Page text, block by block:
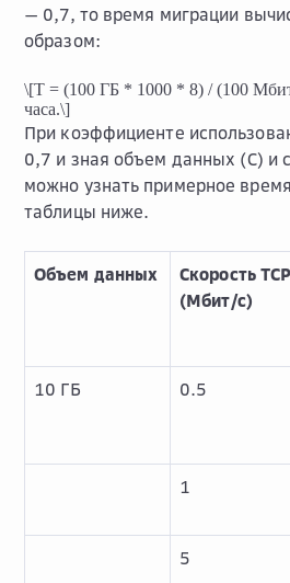
— 0,7, то время миграции
образом:
\[T = (100 ГБ * 1000 * 8) / (100
часа.\]
При коэффициенте
0,7 и зная объем данных (C) и
можно узнать примерное
таблицы ниже.
Объем данных
Скорость TCP
(Мбит/с)
10 ГБ 0.5
1
5